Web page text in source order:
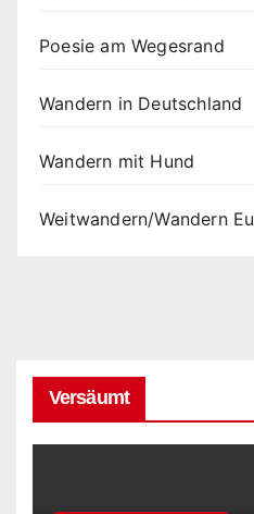
Poesie am Wegesrand
Wandern in Deutschland
Wandern mit Hund
Weitwandern/Wandern
Versäumt